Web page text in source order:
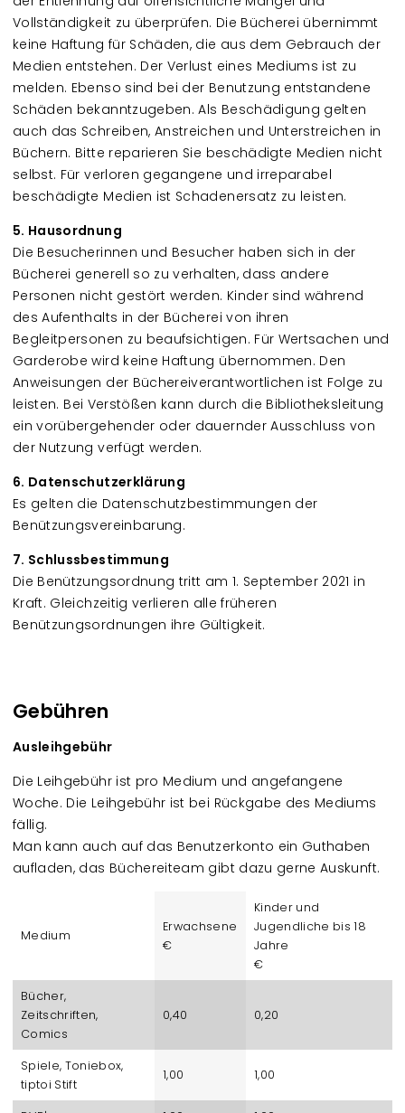
Vollständigkeit zu überprüfen. Die Bücherei übernimmt
keine Haftung für Schäden, die aus dem Gebrauch der
Medien entstehen. Der Verlust eines Mediums ist zu
melden. Ebenso sind bei der Benutzung entstandene
Schäden bekanntzugeben. Als Beschädigung gelten
auch das Schreiben, Anstreichen und Unterstreichen in
Büchern. Bitte reparieren Sie beschädigte Medien nicht
selbst. Für verloren gegangene und irreparabel
beschädigte Medien ist Schadenersatz zu leisten.
5. Hausordnung
Die Besucherinnen und Besucher haben sich in der
Bücherei generell so zu verhalten, dass andere
Personen nicht gestört werden. Kinder sind während
des Aufenthalts in der Bücherei von ihren
Begleitpersonen zu beaufsichtigen. Für Wertsachen und
Garderobe wird keine Haftung übernommen. Den
Anweisungen der Büchereiverantwortlichen ist Folge zu
leisten. Bei Verstößen kann durch die Bibliotheksleitung
ein vorübergehender oder dauernder Ausschluss von
der Nutzung verfügt werden.
6. Datenschutzerklärung
Es gelten die Datenschutzbestimmungen der
Benützungsvereinbarung.
7. Schlussbestimmung
Die Benützungsordnung tritt am 1. September 2021 in
Kraft. Gleichzeitig verlieren alle früheren
Benützungsordnungen ihre Gültigkeit.
Gebühren
Ausleihgebühr
Die Leihgebühr ist pro Medium und angefangene
Woche. Die Leihgebühr ist bei Rückgabe des Mediums
fällig.
Man kann auch auf das Benutzerkonto ein Guthaben
aufladen, das Büchereiteam gibt dazu gerne Auskunft.
Medium
Erwachsene
€
Kinder und
Jugendliche bis 18
Jahre
€
Bücher,
Zeitschriften,
Comics
0,40 0,20
Spiele, Toniebox,
tiptoi Stift
1,00 1,00